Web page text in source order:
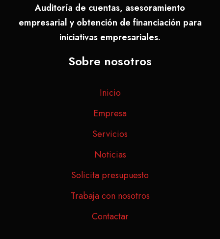
Auditoría de cuentas, asesoramiento
empresarial y obtención de financiación para
iniciativas empresariales.
Sobre nosotros
Inicio
Empresa
Servicios
Noticias
Solicita presupuesto
Trabaja con nosotros
Contactar